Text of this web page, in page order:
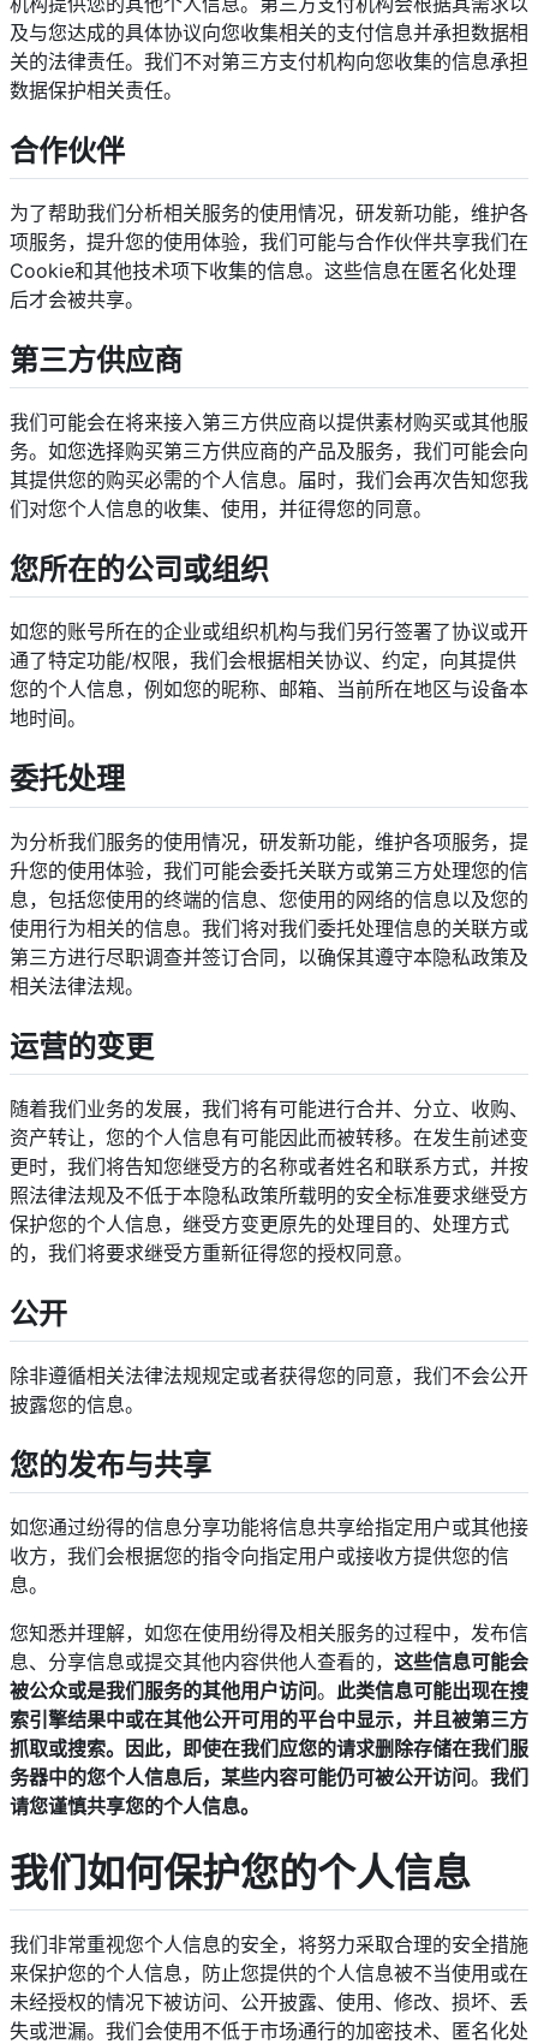
及与您达成的具体协议向您收集相关的支付信息并承担数据相
关的法律责任。我们不对第三方支付机构向您收集的信息承担
数据保护相关责任。
合作伙伴
为了帮助我们分析相关服务的使用情况，研发新功能，维护各
项服务，提升您的使用体验，我们可能与合作伙伴共享我们在
Cookie和其他技术项下收集的信息。这些信息在匿名化处理
后才会被共享。
第三方供应商
我们可能会在将来接入第三方供应商以提供素材购买或其他服
务。如您选择购买第三方供应商的产品及服务，我们可能会向
其提供您的购买必需的个人信息。届时，我们会再次告知您我
们对您个人信息的收集、使用，并征得您的同意。
您所在的公司或组织
如您的账号所在的企业或组织机构与我们另行签署了协议或开
通了特定功能/权限，我们会根据相关协议、约定，向其提供
您的个人信息，例如您的昵称、邮箱、当前所在地区与设备本
地时间。
委托处理
为分析我们服务的使用情况，研发新功能，维护各项服务，提
升您的使用体验，我们可能会委托关联方或第三方处理您的信
息，包括您使用的终端的信息、您使用的网络的信息以及您的
使用行为相关的信息。我们将对我们委托处理信息的关联方或
第三方进行尽职调查并签订合同，以确保其遵守本隐私政策及
相关法律法规。
运营的变更
随着我们业务的发展，我们将有可能进行合并、分立、收购、
资产转让，您的个人信息有可能因此而被转移。在发生前述变
更时，我们将告知您继受方的名称或者姓名和联系方式，并按
照法律法规及不低于本隐私政策所载明的安全标准要求继受方
保护您的个人信息，继受方变更原先的处理目的、处理方式
的，我们将要求继受方重新征得您的授权同意。
公开
除非遵循相关法律法规规定或者获得您的同意，我们不会公开
披露您的信息。
您的发布与共享
如您通过纷得的信息分享功能将信息共享给指定用户或其他接
收方，我们会根据您的指令向指定用户或接收方提供您的信
息。
您知悉并理解，如您在使用纷得及相关服务的过程中，发布信
息、分享信息或提交其他内容供他人查看的， 这些信息可能会
被公众或是我们服务的其他用户访问。 此类信息可能出现在搜
索引擎结果中或在其他公开可用的平台中显示，并且被第三方
抓取或搜索。因此，即使在我们应您的请求删除存储在我们服
务器中的您个人信息后，某些内容可能仍可被公开访问。 我们
请您谨慎共享您的个人信息。
我们如何保护您的个人信息
我们非常重视您个人信息的安全，将努力采取合理的安全措施
来保护您的个人信息，防止您提供的个人信息被不当使用或在
未经授权的情况下被访问、公开披露、使用、修改、损坏、丢
失或泄漏。我们会使用不低于市场通行的加密技术、匿名化处